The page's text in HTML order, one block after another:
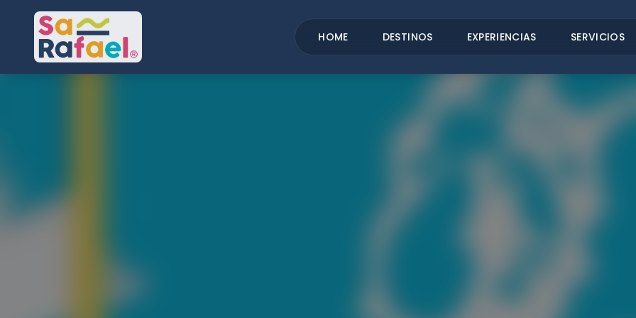
HOME DESTINOS EXPERIENCIAS SERVICIOS